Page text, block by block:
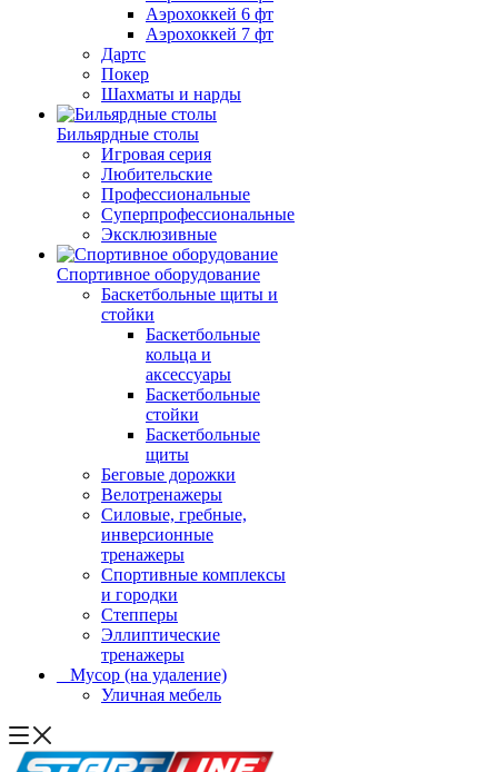
Аэрохоккей 6 фт
Аэрохоккей 7 фт
Дартс
Покер
Шахматы и нарды
Бильярдные столы
Игровая серия
Любительские
Профессиональные
Суперпрофессиональные
Эксклюзивные
Спортивное оборудование
Баскетбольные щиты и
стойки
Баскетбольные
кольца и
аксессуары
Баскетбольные
стойки
Баскетбольные
щиты
Беговые дорожки
Велотренажеры
Силовые, гребные,
инверсионные
тренажеры
Спортивные комплексы
и городки
Степперы
Эллиптические
тренажеры
_ Мусор (на удаление)
Уличная мебель